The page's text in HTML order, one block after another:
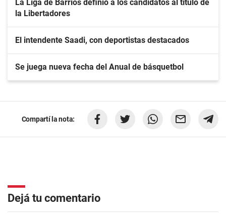
La Liga de Barrios definió a los candidatos al título de
la Libertadores
El intendente Saadi, con deportistas destacados
Se juega nueva fecha del Anual de básquetbol
Compartí la nota:
Dejá tu comentario